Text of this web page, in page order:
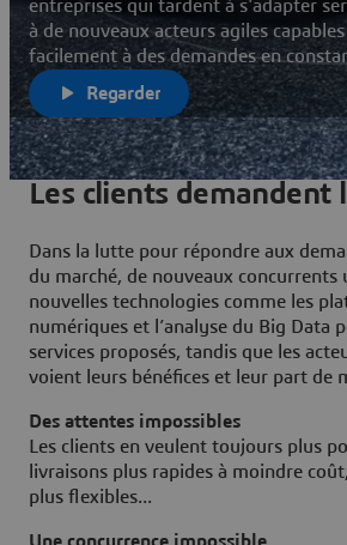
entreprises qui tardent à s'adapter
à de nouveaux acteurs agiles
facilement à des demandes en
Regarder
Les clients demandent
Dans la lutte pour répondre aux
du marché, de nouveaux concurrents
nouvelles technologies comme les
numériques et l’analyse du Big Data
services proposés, tandis que les
voient leurs bénéfices et leur part de
Des attentes impossibles
Les clients en veulent toujours plus
livraisons plus rapides à moindre
plus flexibles...